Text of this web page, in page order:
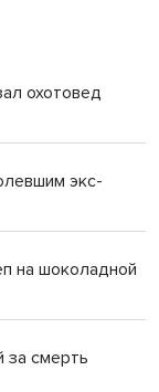
охотовед
экс-
на шоколадной
за смерть